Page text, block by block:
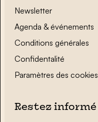
Newsletter
Agenda & événements
Conditions générales
Confidentalité
Paramètres des cookies
Restez informé